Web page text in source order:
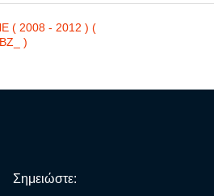
( 2008 - 2012 ) (
) ( BZ_ )
Σημειώστε: